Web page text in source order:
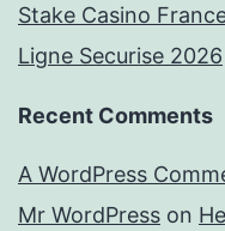
Stake Casino
Ligne Securise 2026
Recent Comments
A WordPress
Mr WordPress on